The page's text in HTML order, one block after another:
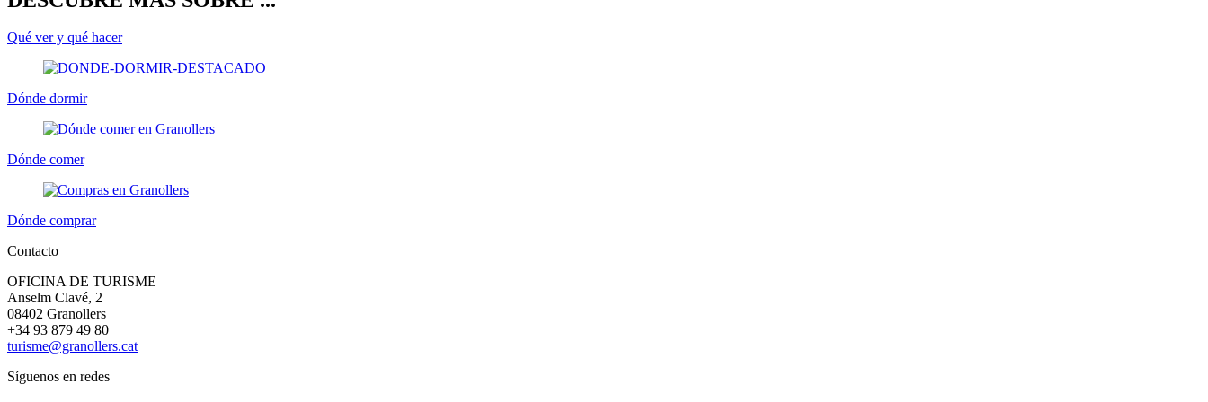
Qué ver y qué hacer
Dónde dormir
Dónde comer
Dónde comprar
Contacto
OFICINA DE TURISME
Anselm Clavé, 2
08402 Granollers
+34 93 879 49 80
turisme@granollers.cat
Síguenos en redes